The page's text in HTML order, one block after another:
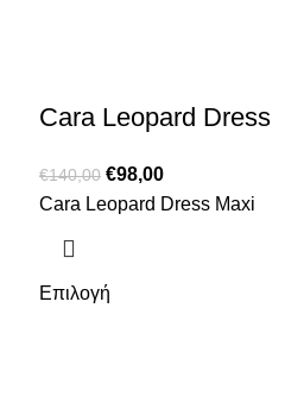
Cara Leopard Dress
€140,00 €98,00
Cara Leopard Dress Maxi
Επιλογή